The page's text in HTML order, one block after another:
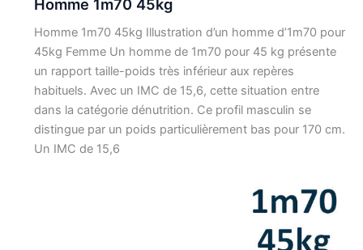
Homme 1m70 45kg
Homme 1m70 45kg Illustration d’un homme d’1m70 pour
45kg Femme Un homme de 1m70 pour 45 kg présente
un rapport taille-poids très inférieur aux repères
habituels. Avec un IMC de 15,6, cette situation entre
dans la catégorie dénutrition. Ce profil masculin se
distingue par un poids particulièrement bas pour 170 cm.
Un IMC de 15,6